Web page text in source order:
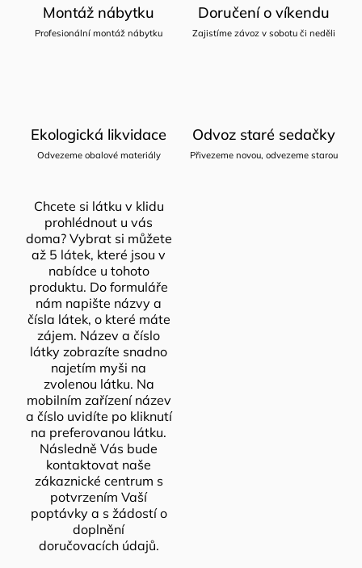
Montáž nábytku
Profesionální montáž nábytku
Doručení o víkendu
Zajistíme závoz v sobotu či neděli
Ekologická likvidace
Odvezeme obalové materiály
Odvoz staré sedačky
Přivezeme novou, odvezeme starou
Chcete si látku v klidu
prohlédnout u vás
doma? Vybrat si můžete
až 5 látek, které jsou v
nabídce u tohoto
produktu. Do formuláře
nám napište názvy a
čísla látek, o které máte
zájem. Název a číslo
látky zobrazíte snadno
najetím myši na
zvolenou látku. Na
mobilním zařízení název
a číslo uvidíte po kliknutí
na preferovanou látku.
Následně Vás bude
kontaktovat naše
zákaznické centrum s
potvrzením Vaší
poptávky a s žádostí o
doplnění
doručovacích údajů.